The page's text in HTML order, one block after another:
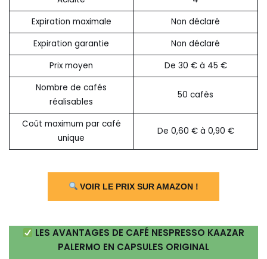
Expiration maximale
Non déclaré
Expiration garantie
Non déclaré
Prix moyen
De 30 € à 45 €
Nombre de cafés
réalisables
50 cafès
Coût maximum par café
unique
De 0,60 € à 0,90 €
VOIR LE PRIX SUR AMAZON !
LES AVANTAGES DE CAFÉ NESPRESSO KAAZAR
PALERMO EN CAPSULES ORIGINAL